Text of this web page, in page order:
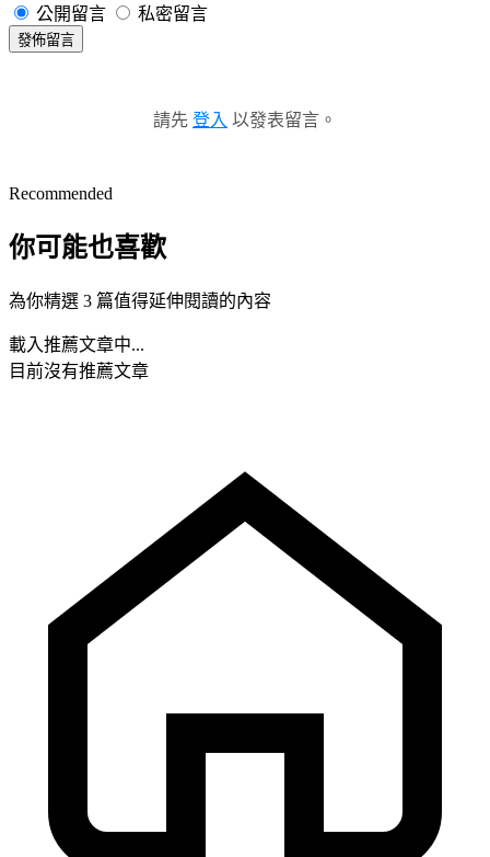
公開留言 私密留言
發佈留言
請先 登入 以發表留言。
Recommended
你可能也喜歡
為你精選 3 篇值得延伸閱讀的內容
載入推薦文章中...
目前沒有推薦文章